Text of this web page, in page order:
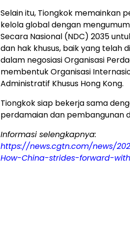
Selain itu, Tiongkok memainkan
kelola global dengan
Secara Nasional (NDC) 2035
dan hak khusus, baik yang telah
dalam negosiasi Organisasi
membentuk Organisasi
Administratif Khusus Hong Kong.
Tiongkok siap bekerja sama
perdamaian dan pembangunan
Informasi selengkapnya:
https://news.cgtn.com/news/
How-China-strides-forward-